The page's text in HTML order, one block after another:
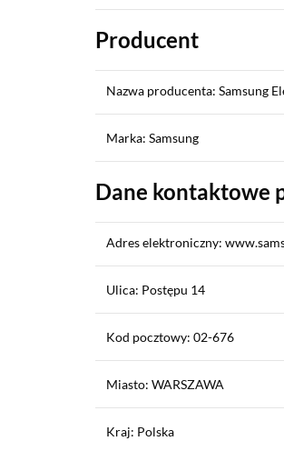
Producent
Nazwa producenta: Samsung
Marka: Samsung
Dane kontaktowe
Adres elektroniczny:
Ulica: Postępu 14
Kod pocztowy: 02-676
Miasto: WARSZAWA
Kraj: Polska